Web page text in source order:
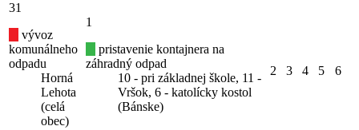
31
vývoz
komunálneho
odpadu
Horná
Lehota
(celá
obec)
1
pristavenie kontajnera na
záhradný odpad
10 - pri základnej škole, 11 -
Vršok, 6 - katolícky kostol
(Bánske)
2 3 4 5 6